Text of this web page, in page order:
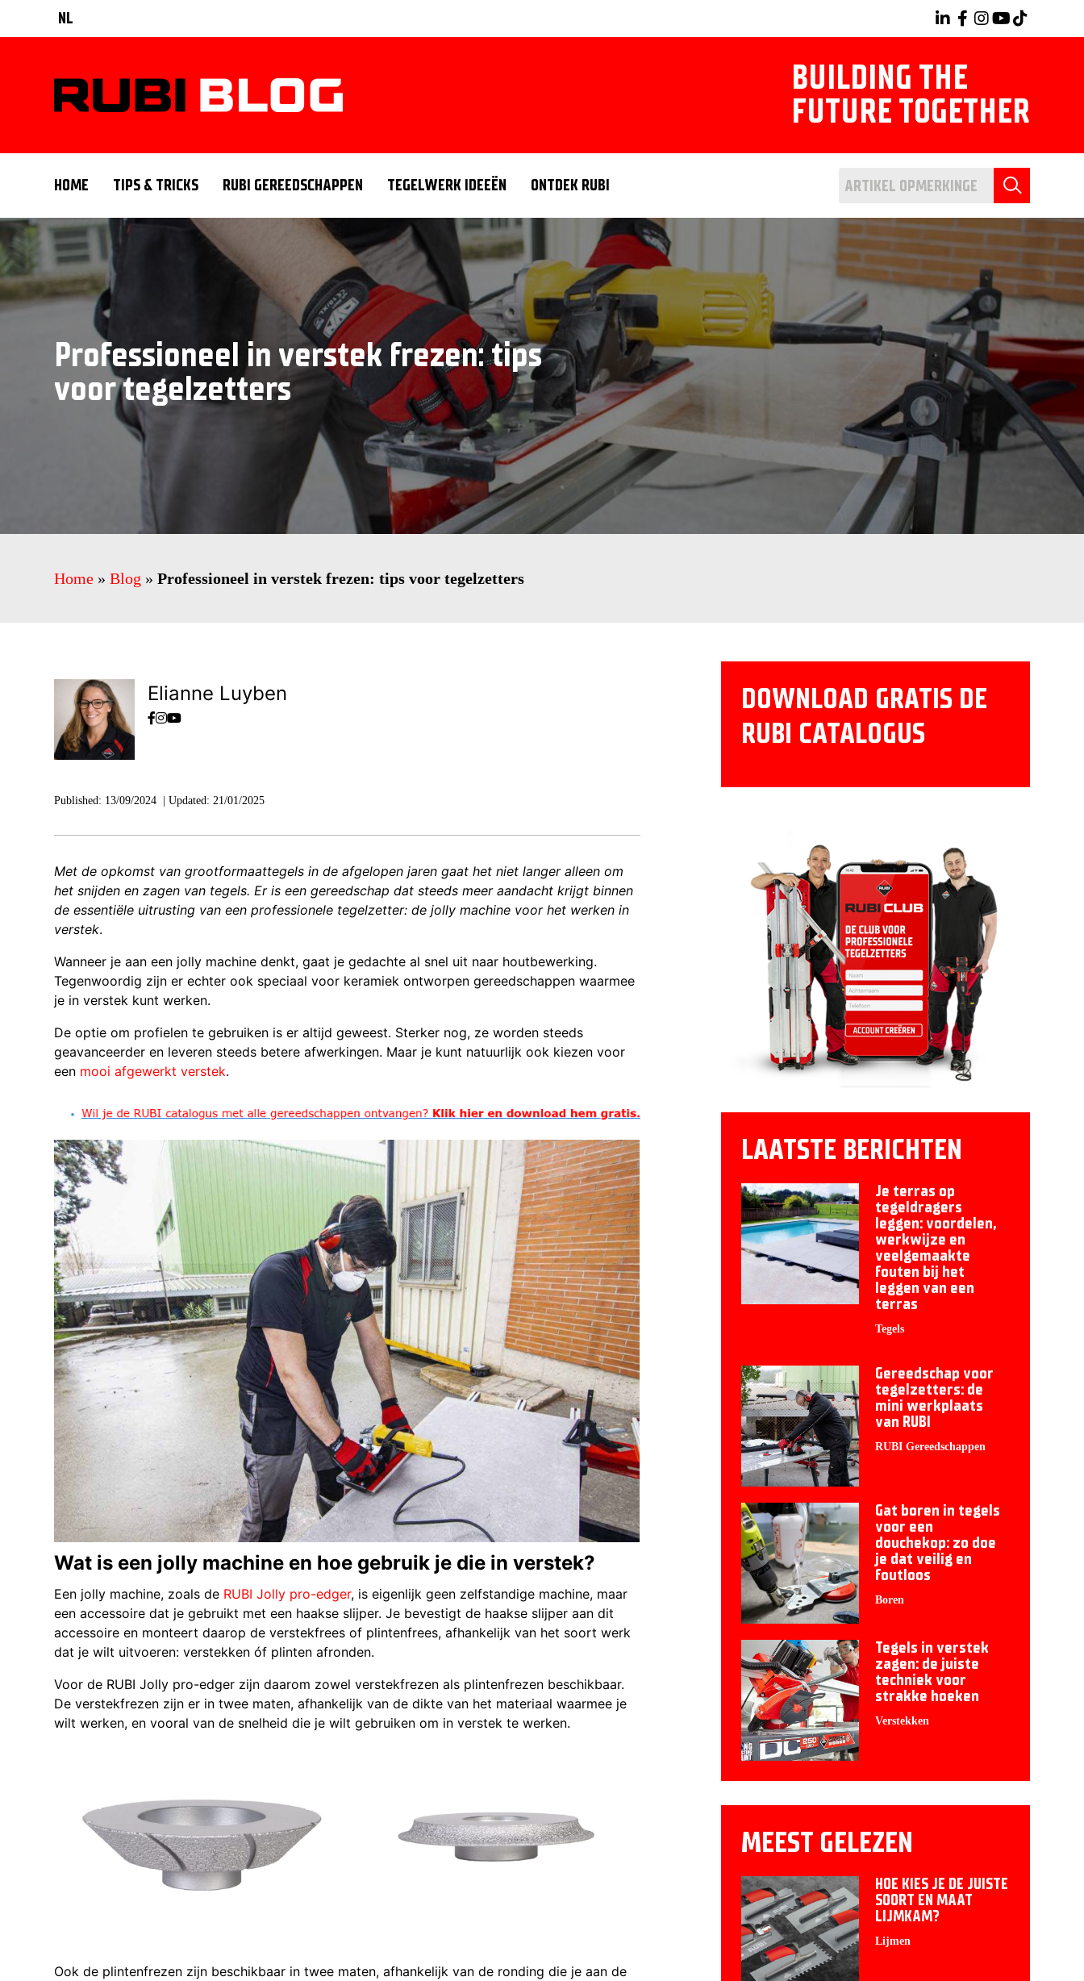
NL
BUILDING THE
FUTURE TOGETHER
HOME TIPS & TRICKS RUBI GEREEDSCHAPPEN TEGELWERK IDEEËN ONTDEK RUBI
Professioneel in verstek frezen: tips
voor tegelzetters
Home » Blog » Professioneel in verstek frezen: tips voor tegelzetters
Elianne Luyben
Published: 13/09/2024 Updated: 21/01/2025
Met de opkomst van grootformaattegels in de afgelopen jaren gaat het niet langer alleen om
het snijden en zagen van tegels. Er is een gereedschap dat steeds meer aandacht krijgt binnen
de essentiële uitrusting van een professionele tegelzetter: de jolly machine voor het werken in
verstek.
Wanneer je aan een jolly machine denkt, gaat je gedachte al snel uit naar houtbewerking.
Tegenwoordig zijn er echter ook speciaal voor keramiek ontworpen gereedschappen waarmee
je in verstek kunt werken.
De optie om profielen te gebruiken is er altijd geweest. Sterker nog, ze worden steeds
geavanceerder en leveren steeds betere afwerkingen. Maar je kunt natuurlijk ook kiezen voor
een mooi afgewerkt verstek.
Wat is een jolly machine en hoe gebruik je die in verstek?
Een jolly machine, zoals de RUBI Jolly pro-edger, is eigenlijk geen zelfstandige machine, maar
een accessoire dat je gebruikt met een haakse slijper. Je bevestigt de haakse slijper aan dit
accessoire en monteert daarop de verstekfrees of plintenfrees, afhankelijk van het soort werk
dat je wilt uitvoeren: verstekken óf plinten afronden.
Voor de RUBI Jolly pro-edger zijn daarom zowel verstekfrezen als plintenfrezen beschikbaar.
De verstekfrezen zijn er in twee maten, afhankelijk van de dikte van het materiaal waarmee je
wilt werken, en vooral van de snelheid die je wilt gebruiken om in verstek te werken.
Ook de plintenfrezen zijn beschikbaar in twee maten, afhankelijk van de ronding die je aan de
DOWNLOAD GRATIS DE
RUBI CATALOGUS
LAATSTE BERICHTEN
Je terras op
tegeldragers
leggen: voordelen,
werkwijze en
veelgemaakte
fouten bij het
leggen van een
terras
Tegels
Gereedschap voor
tegelzetters: de
mini werkplaats
van RUBI
RUBI Gereedschappen
Gat boren in tegels
voor een
douchekop: zo doe
je dat veilig en
foutloos
Boren
Tegels in verstek
zagen: de juiste
techniek voor
strakke hoeken
Verstekken
MEEST GELEZEN
HOE KIES JE DE JUISTE
SOORT EN MAAT
LIJMKAM?
Lijmen